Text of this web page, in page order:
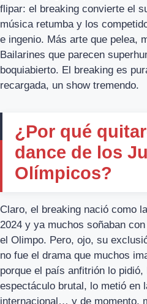
flipar: el breaking convierte el
música retumba y los
e ingenio. Más arte que pelea,
Bailarines que parecen
boquiabierto. El breaking es
recargada, un show tremendo.
¿Por qué
dance de los
Olímpicos?
Claro, el breaking nació como
2024 y ya muchos soñaban
el Olimpo. Pero, ojo, su
no fue el drama que muchos
porque el país anfitrión lo
espectáculo brutal, lo metió en
internacional… y de momento,